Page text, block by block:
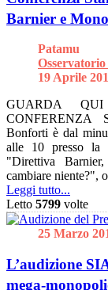
Barnier e
Patamu
19 Aprile
GUARDA
CONFERENZA
Bonforti è dal
alle 10 presso la
"Direttiva
cambiare niente?",
Leggi tutto...
Letto 5799 volte
25 Marzo
L’audizione
mega-